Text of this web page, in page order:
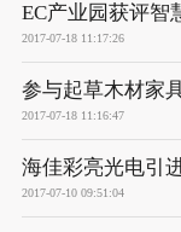
EC产业园获评智
2017-07-18 11:17:26
参与起草木材家
2017-07-18 11:16:47
海佳彩亮光电引
2017-07-10 09:51:04